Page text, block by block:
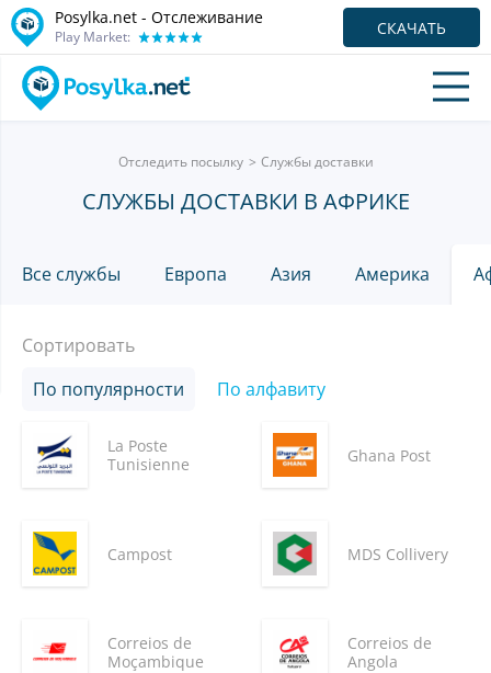
Posylka.net - Отслеживание
Play Market: СКАЧАТЬ
Отследить посылку Службы доставки
СЛУЖБЫ ДОСТАВКИ В АФРИКЕ
Все службы Европа Азия Америка
Сортировать
По популярности
По алфавиту
La Poste
Tunisienne
Ghana Post
Campost MDS Collivery
Correios de
Moçambique
Correios de
Angola